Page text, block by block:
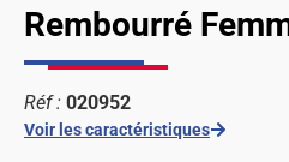
Rembourré
Réf : 020952
Voir les caractéristiques